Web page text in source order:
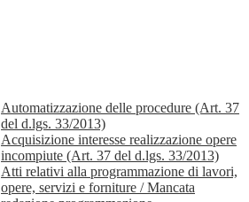
Automatizzazione delle procedure (Art. 37
del d.lgs. 33/2013)
Acquisizione interesse realizzazione opere
incompiute (Art. 37 del d.lgs. 33/2013)
Atti relativi alla programmazione di lavori,
opere, servizi e forniture / Mancata